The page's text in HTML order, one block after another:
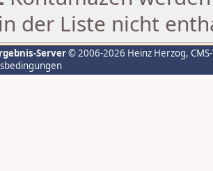
der Liste nicht
Server© 2006-2026 Heinz Herzog,